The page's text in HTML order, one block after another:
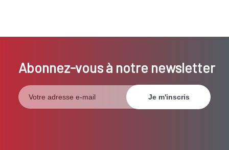
Abonnez-vous à notre newsletter